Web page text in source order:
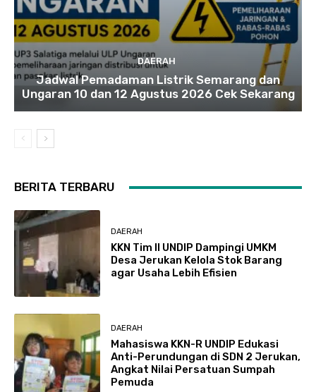
DAERAH
Jadwal Pemadaman Listrik Semarang dan
Ungaran 10 dan 12 Agustus 2026 Cek Sekarang
BERITA TERBARU
DAERAH
KKN Tim II UNDIP Dampingi UMKM
Desa Jerukan Kelola Stok Barang
agar Usaha Lebih Efisien
DAERAH
Mahasiswa KKN-R UNDIP Edukasi
Anti-Perundungan di SDN 2 Jerukan,
Angkat Nilai Persatuan Sumpah
Pemuda